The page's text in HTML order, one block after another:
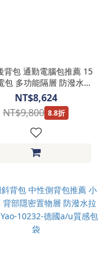
背包 通勤電腦包推薦 15
包 多功能隔層 防潑水拉
10208-德國a/u質感
包袋
NT$8,624
NT$9,800 8.8折